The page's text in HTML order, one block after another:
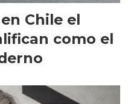
Chile el
como el